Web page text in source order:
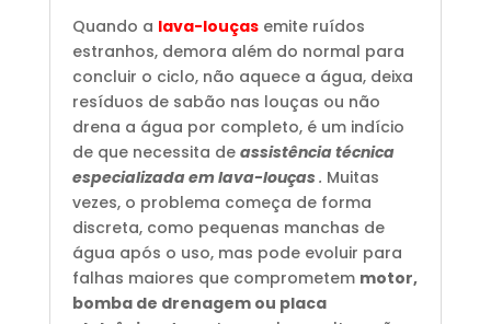
Quando a lava-louçasemite ruídos
estranhos, demora além do normal para
concluir o ciclo, não aquece a água, deixa
resíduos de sabão nas louças ou não
drena a água por completo, é um indício
de que necessita de assistência técnica
especializada em lava-louças . Muitas
vezes, o problema começa de forma
discreta, como pequenas manchas de
água após o uso, mas pode evoluir para
falhas maiores que comprometem motor,
bomba de drenagem ou placa